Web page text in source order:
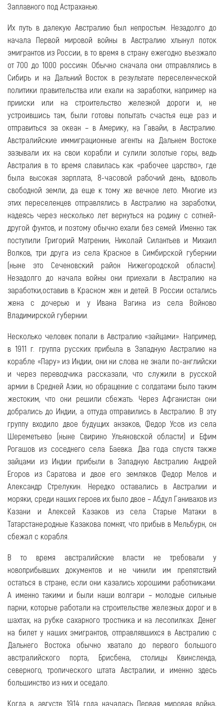
Заплавного под Астраханью.
Их путь в далекую Австралию был непростым. Незадолго до
начала Первой мировой войны в Австралию хлынул поток
эмигрантов из России, в то время в страну ежегодно въезжало
от 700 до 1000 россиян. Обычно сначала они отправлялись в
Сибирь и на Дальний Восток в результате переселенческой
политики правительства или ехали на заработки, например на
прииски или на строительство железной дороги и, не
устроившись там, были готовы попытать счастья еще раз и
отправиться за океан – в Америку, на Гавайи, в Австралию.
Австралийские иммиграционные агенты на Дальнем Востоке
зазывали их на свои корабли и сулили золотые горы, ведь
Австралия в то время славилась как «рабочее царство», где
была высокая зарплата, 8-часовой рабочий день, вдоволь
свободной земли, да еще к тому же вечное лето. Многие из
этих переселенцев отправлялись в Австралию на заработки,
надеясь через несколько лет вернуться на родину с сотней-
другой фунтов, и поэтому обычно ехали без семей. Именно так
поступили Григорий Матренин, Николай Силантьев и Михаил
Волков, три друга из села Красное в Симбирской губернии
(ныне это Сеченовский район Нижегородской области).
Незадолго до начала войны они приехали в Австралию на
заработки,оставив в Красном жен и детей. В России остались
жена с дочерью и у Ивана Вагина из села Войново
Владимирской губернии.
Несколько человек попали в Австралию «зайцами». Например,
в 1911 г. группа русских прибыла в Западную Австралию на
корабле «Пару» из Индии, они ни слова не знали по-английски
и через переводчика рассказали, что служили в русской
армии в Средней Азии, но обращение с солдатами было таким
жестоким, что они решили сбежать. Через Афганистан они
добрались до Индии, а оттуда отправились в Австралию. В эту
группу входило двое будущих анзаков, Федор Усов из села
Шереметьево (ныне Свирино Ульяновской области) и Ефим
Рогашов из соседнего села Баевка. Два года спустя также
зайцами из Индии прибыли в Западную Австралию Андрей
Егоров из Саратова и двое его земляков Федор Мелов и
Александр Стрелукин. Нередко оставались в Австралии и
моряки, среди наших героев их было двое – Абдул Ганивахов из
Казани и Алексей Казаков из села Старые Матаки в
Татарстане;родные Казакова помнят, что прибыв в Мельбурн, он
сбежал с корабля.
В то время австралийские власти не требовали у
новоприбывших документов и не чинили им препятствий
остаться в стране, если они казались хорошими работниками.
А именно такими и были наши волгари – молодые сильные
парни, которые работали на строительстве железных дорог и в
шахтах, на рубке сахарного тростника и на лесопилках. Денег
на билет у наших эмигрантов, отправлявшихся в Австралию с
Дальнего Востока обычно хватало до первого большого
австралийского порта, Брисбена, столицы Квинсленда,
северного, тропического штата Австралии, и именно здесь
большинство из них и оседало.
Когда в августе 1914 года началась Первая мировая война,